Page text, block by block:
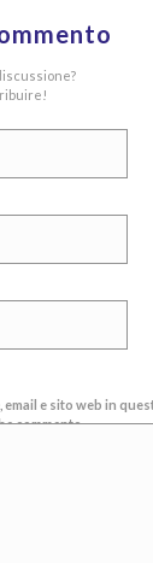
email e sito web in
commento.